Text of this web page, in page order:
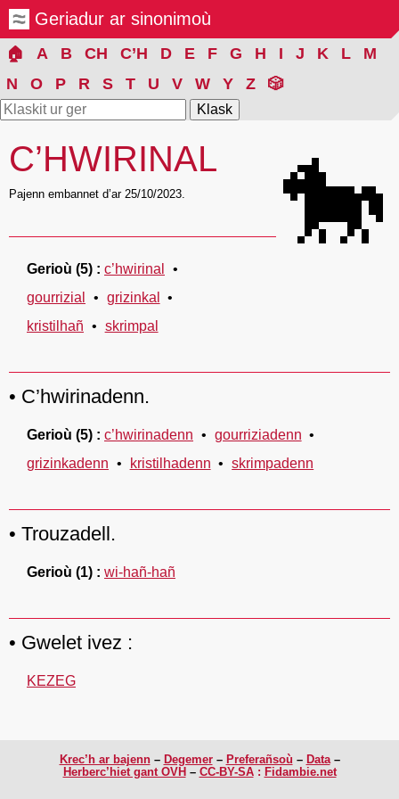
Geriadur ar sinonimoù
🏠 A B CH C’H D E F G H I J K L
M
N
O P R S T U V W Y Z 🎲
🐎
C’HWIRINAL
Pajenn embannet d’ar 25/10/2023.
Gerioù (5)
c’hwirinal
gourrizial
grizinkal
kristilhañ
skrimpal
C’hwirinadenn.
Gerioù (5) c’hwirinadenn
gourriziadenn
grizinkadenn
kristilhadenn skrimpadenn
Trouzadell.
Gerioù (1) wi-hañ-hañ
Gwelet ivez :
KEZEG
Krec’h ar bajenn Degemer Preferañsoù
Data
Herberc’hiet gant OVH
CC-BY-SA: Fidambie.net